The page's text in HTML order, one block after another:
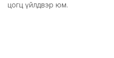
цогц үйлдвэр юм.